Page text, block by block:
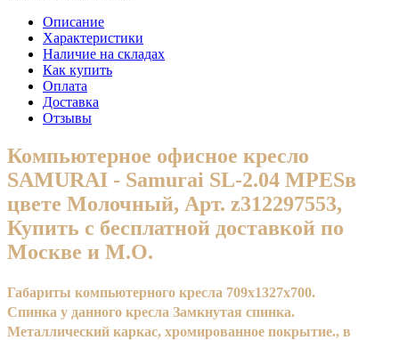
Описание
Характеристики
Наличие на складах
Как купить
Оплата
Доставка
Отзывы
Компьютерное офисное кресло
SAMURAI - Samurai SL-2.04 MPESв
цвете Молочный, Арт. z312297553,
Купить с бесплатной доставкой по
Москве и М.О.
Габариты компьютерного кресла 709x1327x700.
Спинка у данного кресла Замкнутая спинка.
Металлический каркас, хромированное покрытие., в